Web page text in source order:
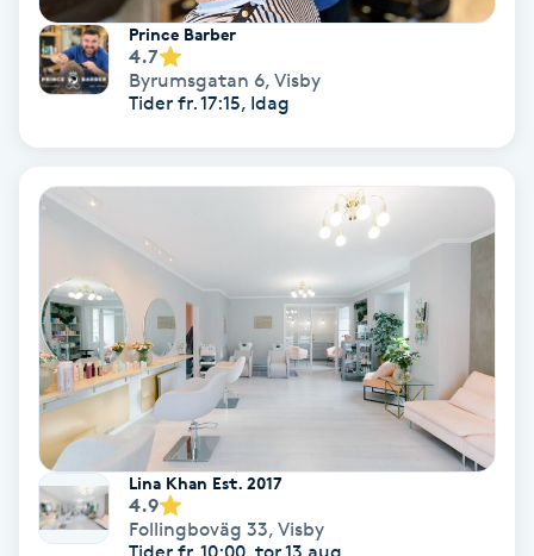
Osteopati
Pedikyr
Pensionärklippning
Permanent
Permanent hårborttagning
Permanent ögonbrynsmakeup
Personal shopper
Prince Barber
4.7
Byrumsgatan 6, Visby
Tider fr. 17:15, Idag
Lina Khan Est. 2017
4.9
Follingboväg 33, Visby
Tider fr. 10:00, tor 13 aug.